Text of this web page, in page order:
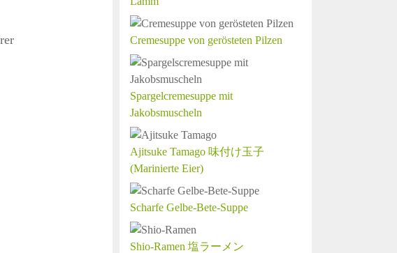
Cremesuppe von gerösteten Pilzen
Spargelcremesuppe mit
Jakobsmuscheln
Ajitsuke Tamago 味付け玉子
(Marinierte Eier)
Scharfe Gelbe-Bete-Suppe
Shio-Ramen 塩ラーメン